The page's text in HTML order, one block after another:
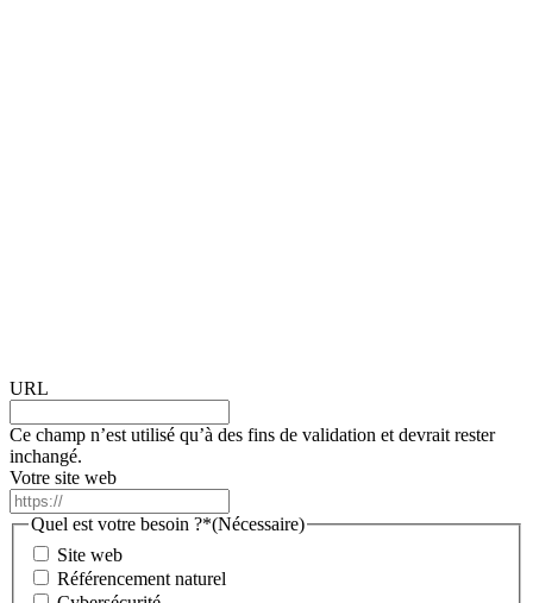
URL
Ce champ n’est utilisé qu’à des fins de validation et devrait rester
inchangé.
Votre site web
Quel est votre besoin ?*(Nécessaire)
Site web
Référencement naturel